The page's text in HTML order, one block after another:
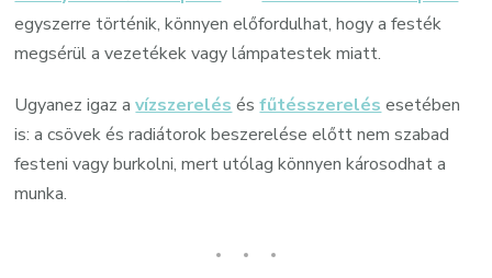
egyszerre történik, könnyen előfordulhat, hogy a festék
megsérül a vezetékek vagy lámpatestek miatt.
Ugyanez igaz avízszerelés ésfűtésszerelés esetében
is: a csövek és radiátorok beszerelése előtt nem szabad
festeni vagy burkolni, mert utólag könnyen károsodhat a
munka.